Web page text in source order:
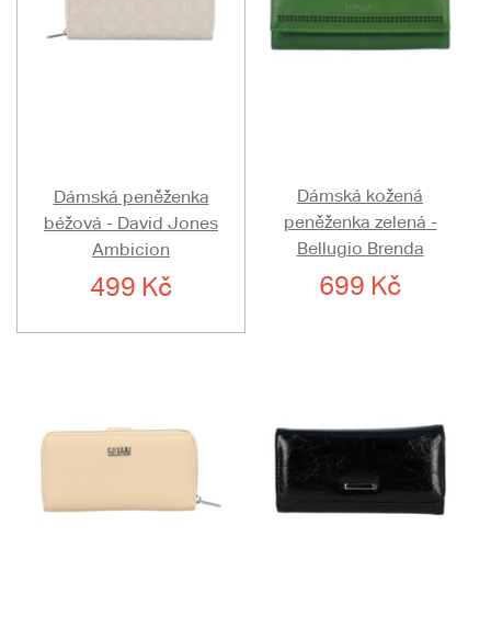
Dámská peněženka
béžová - David Jones
Ambicion
499 Kč
Dámská kožená
peněženka zelená -
Bellugio Brenda
699 Kč